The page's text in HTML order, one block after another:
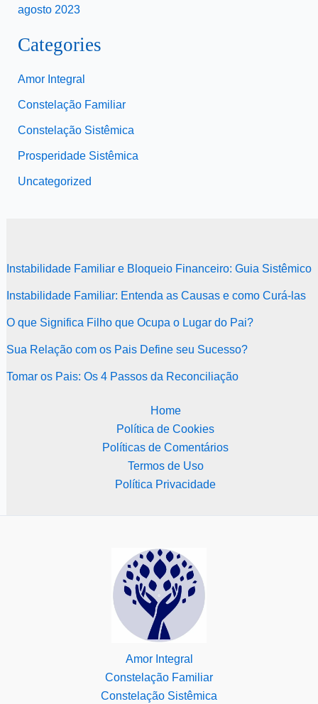
agosto 2023
Categories
Amor Integral
Constelação Familiar
Constelação Sistêmica
Prosperidade Sistêmica
Uncategorized
Instabilidade Familiar e Bloqueio Financeiro: Guia Sistêmico
Instabilidade Familiar: Entenda as Causas e como Curá-las
O que Significa Filho que Ocupa o Lugar do Pai?
Sua Relação com os Pais Define seu Sucesso?
Tomar os Pais: Os 4 Passos da Reconciliação
Home
Política de Cookies
Políticas de Comentários
Termos de Uso
Política Privacidade
Amor Integral
Constelação Familiar
Constelação Sistêmica